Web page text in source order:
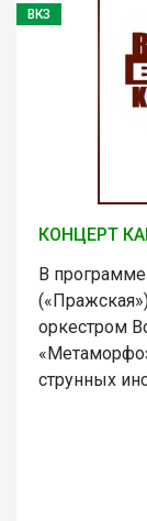
ВКЗ
КОНЦЕРТ
В
оркестром
струнных